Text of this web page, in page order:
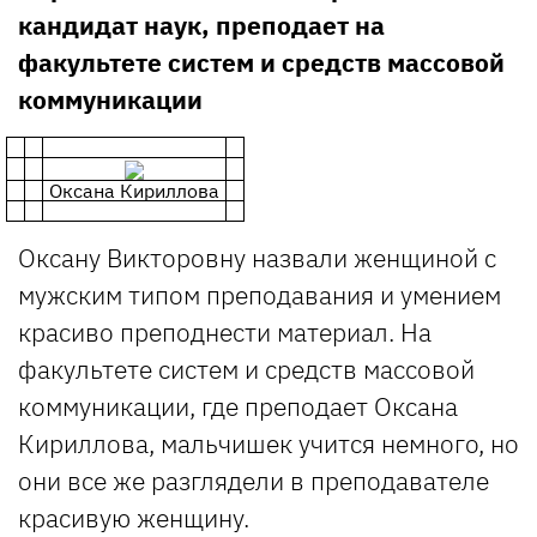
кандидат наук, преподает на
факультете систем и средств массовой
коммуникации
Оксана Кириллова
Оксану Викторовну назвали женщиной с
мужским типом преподавания и умением
красиво преподнести материал. На
факультете систем и средств массовой
коммуникации, где преподает Оксана
Кириллова, мальчишек учится немного, но
они все же разглядели в преподавателе
красивую женщину.